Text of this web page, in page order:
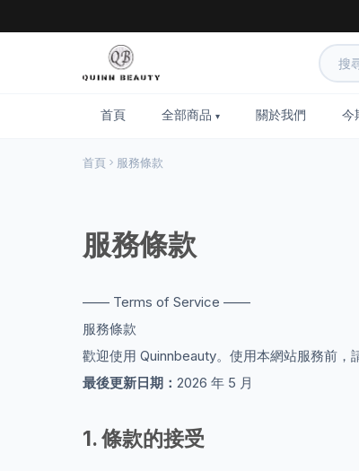
首頁 全部商品 關於我們 今
首頁 服務條款
服務條款
—— Terms of Service ——
服務條款
歡迎使用 Quinnbeauty。使用本網站服務前
最後更新日期： 2026 年 5 月
1. 條款的接受